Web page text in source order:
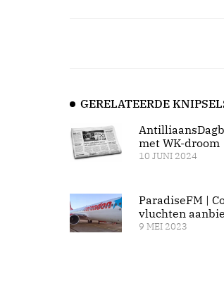
GERELATEERDE
met WK-droom
10 JUNI 2024
ParadiseFM |
vluchten
9 MEI 2023